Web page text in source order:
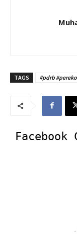
TAGS #pdrb
Facebook
-